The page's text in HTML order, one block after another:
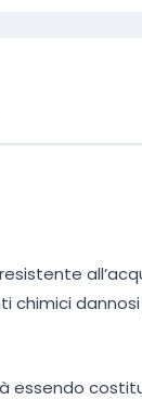
chimici
essendo